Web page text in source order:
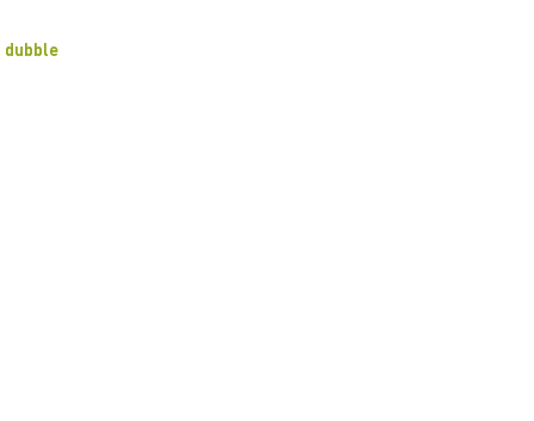
dubble